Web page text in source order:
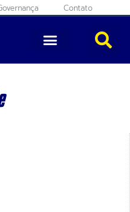
ferramentas
Contato